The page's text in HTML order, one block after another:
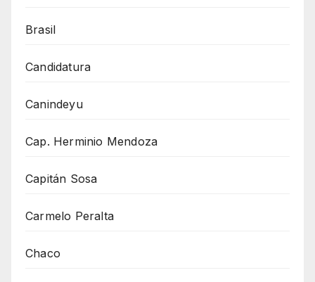
Brasil
Candidatura
Canindeyu
Cap. Herminio Mendoza
Capitán Sosa
Carmelo Peralta
Chaco